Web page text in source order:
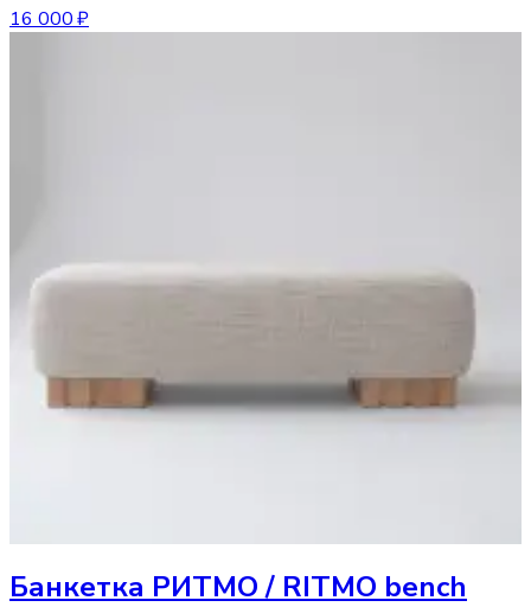
16 000 ₽
Банкетка РИТМО / RITMO bench